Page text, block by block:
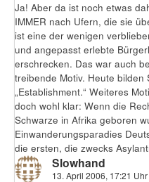
Ja! Aber da ist noch etwas
IMMER nach Ufern, die sie
ist eine der wenigen
und angepasst erlebte
erschrecken. Das war auch
treibende Motiv. Heute bilden
„Establishment.“ Weiteres
doch wohl klar: Wenn die
Schwarze in Afrika geboren
Einwanderungsparadies
die ersten, die zwecks
Slowhand
13. April 2006, 17:21 Uhr